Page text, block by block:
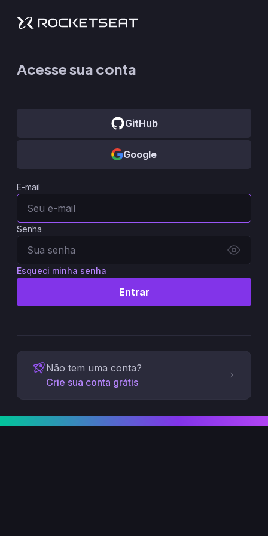
Acesse sua conta
GitHub
Google
E-mail
Senha
Esqueci minha senha
Entrar
Não tem uma conta?
Crie sua conta grátis